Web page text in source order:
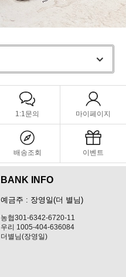
1:1문의 마이페이지
배송조회 이벤트
BANK INFO
예금주 : 장영일(더 별님)
농협301-6342-6720-11
우리 1005-404-636084
더별님(장영일)